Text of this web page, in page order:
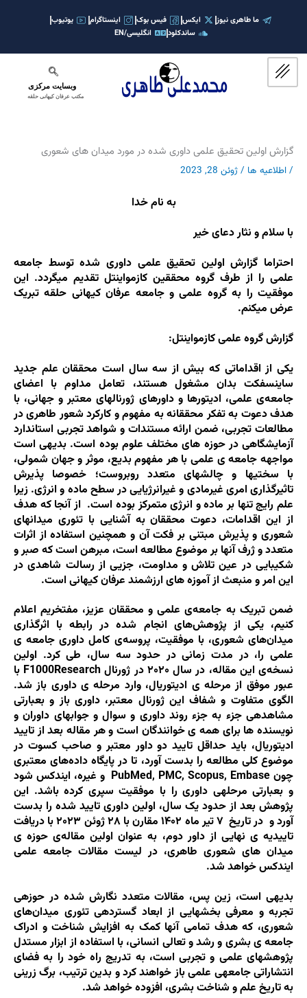
ما طاهری نیوز ایکس فیس بوک اینستاگرام
یوتیوب
ساندکلود
انگلیسی/EN
وبسایت مرکزی
مکتب عرفان کیهانی حلقه
گزارش اولین تحقیق علمی داوری شده در مورد میدان های شعوری
/اطلاعیه ها /ژوئن 28, 2023
به نام خدا
با سلام و نثار دعای خیر
احتراما گزارش اولین تحقیق علمی داوری شده توسط جامعه
علمی را از طرف گروه محققین کازمواینتل تقدیم میگردد. این
موفقیت را به گروه علمی و جامعه عرفان کیهانی حلقه تبریک
عرض میکنم.
گزارش گروه علمی کازمواینتل:
یکی از اقداماتی که بیش از سه سال است محققان علم جدید
ساینسفکت بدان مشغول هستند، تعامل مداوم با اعضای
جامعه‌ی علمی، ادیتورها و داورهای ژورنال­های معتبر و جهانی، با
هدف دعوت به تفکر محققانه به مفهوم و کارکرد شعور طاهری در
مطالعات تجربی، ضمن ارائه مستندات و شواهد تجربی استاندارد
آزمایشگاهی در حوزه­ های مختلف علوم بوده است. بدیهی است
مواجهه جامعه ­ی علمی با هر مفهوم بدیع، موثر و جهان شمولی،
با سختی­ها و چالش­های متعدد روبروست؛ خصوصا پذیرش
تاثیرگذاری امری غیرمادی و غیرانرژیایی در سطح ماده و انرژی. زیرا
علم رایج تنها بر ماده و انرژی متمرکز بوده است. از آنجا که هدف
از این اقدامات، دعوت محققان به آشنایی با تئوری میدان­های
شعوری و پذیرش مبتنی بر فکت آن و همچنین استفاده از اثرات
متعدد و ژرف آنها بر موضوع مطالعه است، مبرهن است که صبر و
شکیبایی در عین تلاش و مداومت، جزیی از رسالت شاهدی در
این امر و منبعث از آموزه ­های ارزشمند عرفان کیهانی است.
ضمن تبریک به جامعه‌ی علمی و محققان عزیز، مفتخریم اعلام
کنیم، یکی از پژوهش‌های انجام شده در رابطه با اثرگذاری
میدان‌های شعوری، با موفقیت، پروسه‌ی کامل داوری جامعه ­ی
علمی را، در مدت زمانی در حدود سه سال، طی کرد. اولین
نسخه‌ی‌ این مقاله، در سال ۲۰۲۰ در ژورنال F1000Research با
عبور موفق از مرحله­ ی ادیتوریال، وارد مرحله­ ی داوری باز شد.
الگوی متفاوت و شفاف این ژورنال معتبر، داوری باز و بعبارتی
مشاهده­ی جزء به جزء روند داوری و سوال و جواب­های داوران و
نویسنده­ ها برای همه­ ی خوانندگان است و هر مقاله بعد از تایید
ادیتوریال، باید حداقل تایید دو داور معتبر و صاحب کسوت در
موضوع کلی مطالعه را بدست آورد، تا در پایگاه داده‌های معتبری
چون PubMed, PMC, Scopus, Embase و غیره، ایندکس شود
و بعبارتی مرحله­ی داوری را با موفقیت سپری کرده باشد. این
پژوهش بعد از حدود یک سال، اولین داوری تایید شده را بدست
آورد و در تاریخ ۷ تیر ماه ۱۴۰۲ مقارن با ۲۸ ژوئن ۲۰۲۳ با دریافت
تاییدیه ­ی نهایی از داور دوم، به عنوان اولین مقاله‌ی حوزه ­ی
میدان­ های شعوری طاهری، در لیست مقالات جامعه علمی
ایندکس خواهد شد.
بدیهی است، زین پس، مقالات متعدد نگارش شده در حوزه­ی
تجربه و معرفی بخش­هایی از ابعاد گسترده­ی تئوری میدان‌های
شعوری، که هدف تمامی آنها کمک به افزایش شناخت و ادراک
جامعه­ ی بشری و رشد و تعالی انسانی، با استفاده­ از ابزار مستدل
پژوهش­های علمی و تجربی است، به تدریج راه خود را به فضای
انتشاراتی جامعه­ی علمی باز خواهند کرد و بدین ترتیب، برگ زرینی
به تاریخ علم و شناخت بشری، افزوده خواهد شد.